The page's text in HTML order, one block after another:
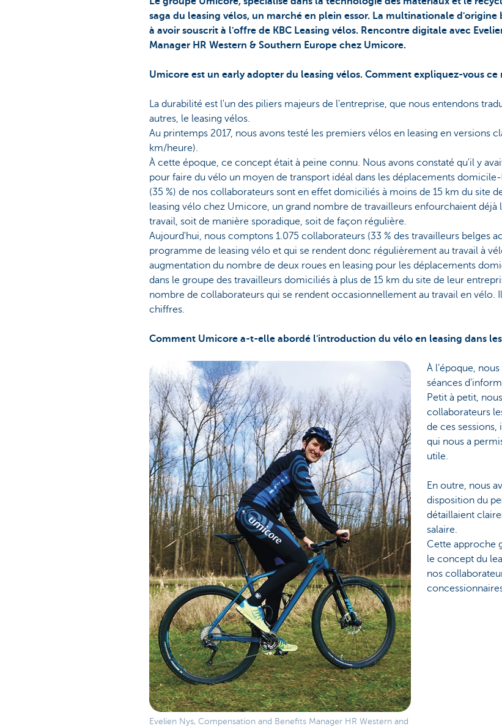
saga du leasing vélos, un marché en plein essor. La multinationale
à avoir souscrit à l'offre de KBC Leasing vélos. Rencontre digitale avec
Manager HR Western & Southern Europe chez Umicore.
Umicore est un early adopter du leasing vélos. Comment expliquez-vous ce
La durabilité est l'un des piliers majeurs de l'entreprise, que nous entendons
autres, le leasing vélos.
Au printemps 2017, nous avons testé les premiers vélos en leasing en versions
km/heure).
À cette époque, ce concept était à peine connu. Nous avons constaté qu'il y
pour faire du vélo un moyen de transport idéal dans les déplacements
(35 %) de nos collaborateurs sont en effet domiciliés à moins de 15 km du site
leasing vélo chez Umicore, un grand nombre de travailleurs enfourchaient
travail, soit de manière sporadique, soit de façon régulière.
Aujourd'hui, nous comptons 1.075 collaborateurs (33 % des travailleurs belges
programme de leasing vélo et qui se rendent donc régulièrement au travail à
augmentation du nombre de deux roues en leasing pour les déplacements
dans le groupe des travailleurs domiciliés à plus de 15 km du site de leur
nombre de collaborateurs qui se rendent occasionnellement au travail en vélo.
chiffres.
Comment Umicore a-t-elle abordé l'introduction du vélo en leasing dans
Evelien Nys, Compensation and Benefits Manager HR Western and
À l’époque,
séances
Petit à petit,
collaborateurs
de ces sessions,
qui nous a
utile.
En outre, nous
disposition du
détaillaient
salaire.
Cette approche
le concept du
nos